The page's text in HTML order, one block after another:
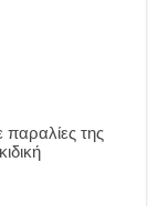
της